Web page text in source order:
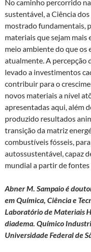
No caminho percorrido
sustentável, a Ciência
mostrado fundamentais,
materiais que sejam mais
meio ambiente do que
atualmente. A percepção
levado a investimentos
contribuir para o
novos materiais a nível
apresentadas aqui, além
produzido resultados
transição da matriz
combustíveis fósseis,
autossustentável, capaz
mundial a partir de fontes
Abner M. Sampaio é
em Química, Ciência e
Laboratório de Materiais
diadema. Químico
Universidade Federal de